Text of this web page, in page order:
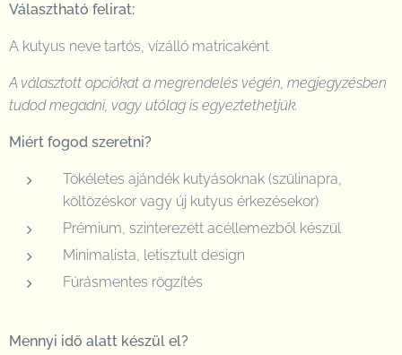
Választható felirat:
A kutyus neve tartós, vízálló matricaként
A választott opciókat a megrendelés végén, megjegyzésben
tudod megadni, vagy utólag is egyeztethetjük.
Miért fogod szeretni?
Tökéletes ajándék kutyásoknak (szülinapra,
költözéskor vagy új kutyus érkezésekor)
Prémium, szinterezett acéllemezből készül
Minimalista, letisztult design
Fúrásmentes rögzítés
Mennyi idő alatt készül el?